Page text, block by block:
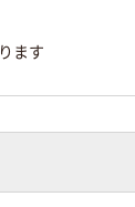
ます